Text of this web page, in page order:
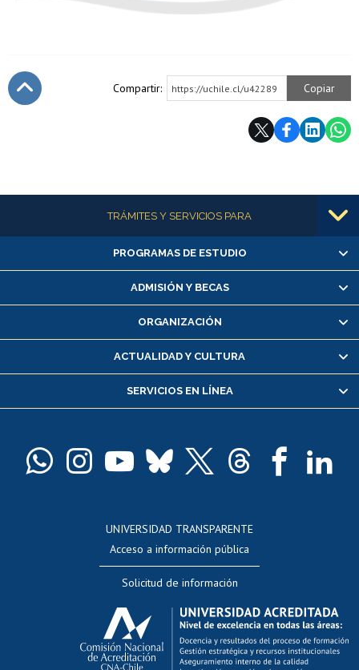
Compartir: https://uchile.cl/u42289 Copiar
Más informaciónTRÁMITES Y SERVICIOS PARA
Alumnas/os y exalumnas/os
Matrícula en línea
Inscripción y cambio de asignaturas
Consulta y certificado de notas
Servicio médico y dental
Pago de arancel y crédito alumnos
Docentes
Evaluación docente
Calificación académica
Postulación al AUCAI
Funcionarias/os
PROGRAMAS DE ESTUDIO
ADMISIÓN Y BECAS
ORGANIZACIÓN
ACTUALIDAD Y CULTURA
SERVICIOS EN LÍNEA
UNIVERSIDAD TRANSPARENTE
Acceso a información pública
Solicitud de información